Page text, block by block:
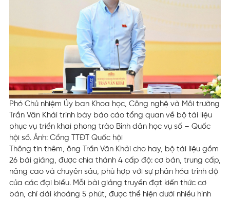
Phó Chủ nhiệm Ủy ban Khoa học, Công nghệ và Môi trường
Trần Văn Khải trình bày báo cáo tổng quan về bộ tài liệu
phục vụ triển khai phong trào Bình dân học vụ số – Quốc
hội số. Ảnh: Cổng TTĐT Quốc hội
Thông tin thêm, ông Trần Văn Khải cho hay, bộ tài liệu gồm
26 bài giảng, được chia thành 4 cấp độ: cơ bản, trung cấp,
nâng cao và chuyên sâu, phù hợp với sự phân hóa trình độ
của các đại biểu. Mỗi bài giảng truyền đạt kiến thức cơ
bản, chỉ dài khoảng 5 phút, được thể hiện dưới nhiều hình